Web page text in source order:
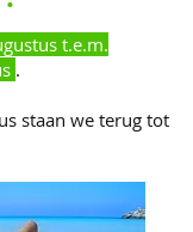
t.e.m.
.
staan we terug tot